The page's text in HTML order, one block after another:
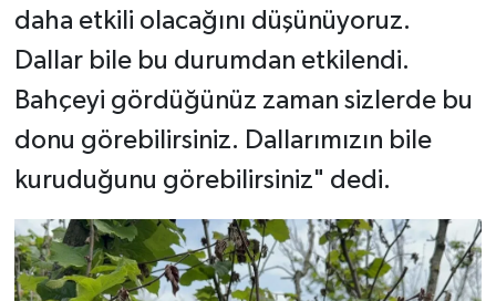
daha etkili olacağını düşünüyoruz.
Dallar bile bu durumdan etkilendi.
Bahçeyi gördüğünüz zaman sizlerde bu
donu görebilirsiniz. Dallarımızın bile
kuruduğunu görebilirsiniz" dedi.